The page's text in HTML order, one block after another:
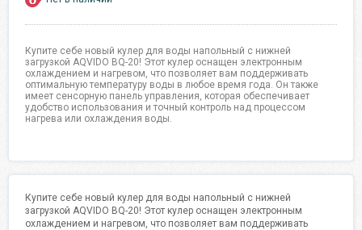
Купите себе новый кулер для воды напольный с нижней
загрузкой AQVIDO BQ-20! Этот кулер оснащен электронным
охлаждением и нагревом, что позволяет вам поддерживать
оптимальную температуру воды в любое время года. Он также
имеет сенсорную панель управления, которая обеспечивает
удобство использования и точный контроль над процессом
нагрева или охлаждения воды.
Купите себе новый кулер для воды напольный с нижней
загрузкой AQVIDO BQ-20! Этот кулер оснащен электронным
охлаждением и нагревом, что позволяет вам поддерживать